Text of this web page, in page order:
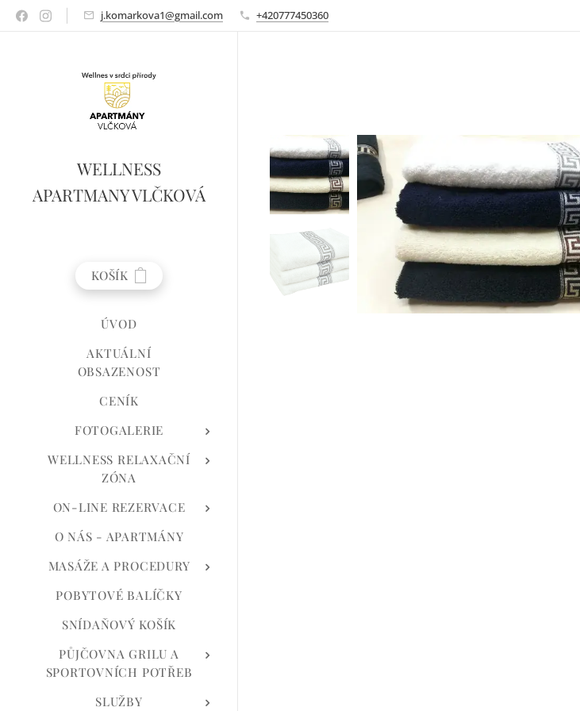
j.komarkova1@gmail.com +420777450360
WELLNESS
APARTMANY VLČKOVÁ
KOŠÍK
ÚVOD
AKTUÁLNÍ
OBSAZENOST
CENÍK
FOTOGALERIE
WELLNESS RELAXAČNÍ
ZÓNA
ON-LINE REZERVACE
O NÁS - APARTMÁNY
MASÁŽE A PROCEDURY
POBYTOVÉ BALÍČKY
SNÍDAŇOVÝ KOŠÍK
PŮJČOVNA GRILU A
SPORTOVNÍCH POTŘEB
SLUŽBY